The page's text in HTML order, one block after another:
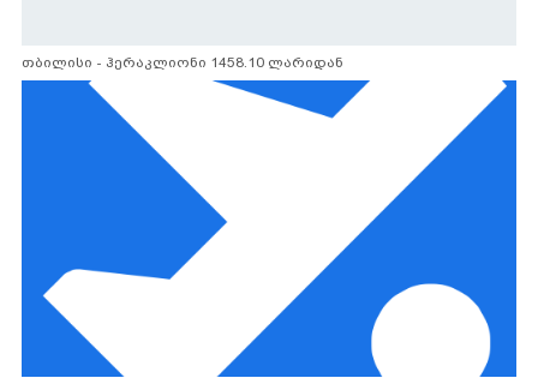
თბილისი - ჰერაკლიონი 1458.10 ლარიდან